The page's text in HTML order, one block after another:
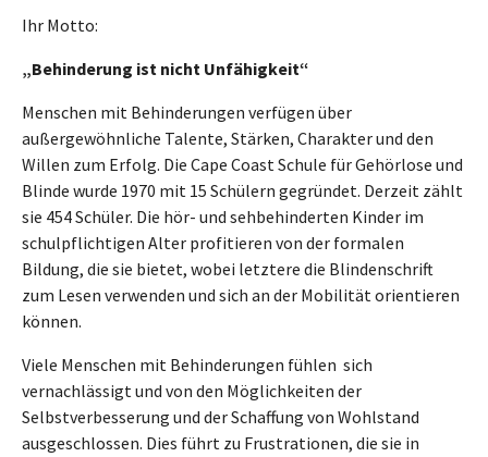
Ihr Motto:
„Behinderung ist nicht Unfähigkeit“
Menschen mit Behinderungen verfügen über
außergewöhnliche Talente, Stärken, Charakter und den
Willen zum Erfolg. Die Cape Coast Schule für Gehörlose und
Blinde wurde 1970 mit 15 Schülern gegründet. Derzeit zählt
sie 454 Schüler. Die hör- und sehbehinderten Kinder im
schulpflichtigen Alter profitieren von der formalen
Bildung, die sie bietet, wobei letztere die Blindenschrift
zum Lesen verwenden und sich an der Mobilität orientieren
können.
Viele Menschen mit Behinderungen fühlen sich
vernachlässigt und von den Möglichkeiten der
Selbstverbesserung und der Schaffung von Wohlstand
ausgeschlossen. Dies führt zu Frustrationen, die sie in